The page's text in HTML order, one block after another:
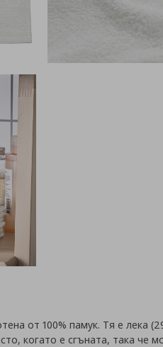
от 100% памук. Тя е лека
когато е сгъната, така че